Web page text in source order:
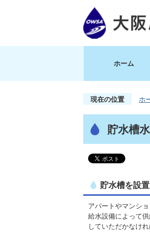
ホーム
現在の位置 ホ
貯水槽
貯水槽を設
アパートやマンシ
給水設備によって
していただかなけれ